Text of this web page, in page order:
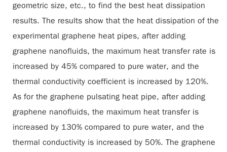
geometric size, etc., to find the best heat dissipation
results. The results show that the heat dissipation of the
experimental graphene heat pipes, after adding
graphene nanofluids, the maximum heat transfer rate is
increased by 45% compared to pure water, and the
thermal conductivity coefficient is increased by 120%.
As for the graphene pulsating heat pipe, after adding
graphene nanofluids, the maximum heat transfer is
increased by 130% compared to pure water, and the
thermal conductivity is increased by 50%. The graphene